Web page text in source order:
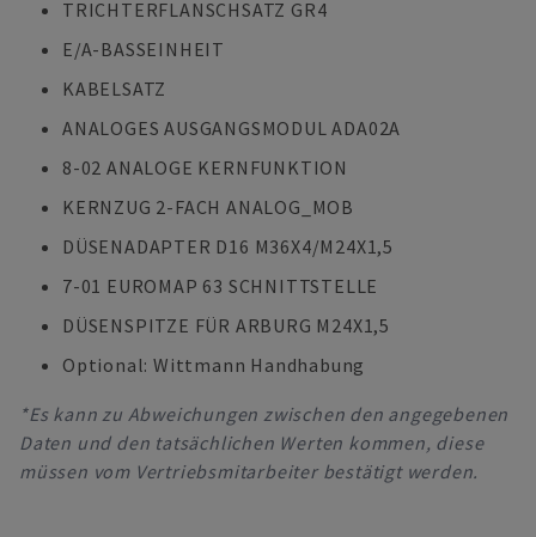
TRICHTERFLANSCHSATZ GR4
E/A-BASSEINHEIT
KABELSATZ
ANALOGES AUSGANGSMODUL ADA02A
8-02 ANALOGE KERNFUNKTION
KERNZUG 2-FACH ANALOG_MOB
DÜSENADAPTER D16 M36X4/M24X1,5
7-01 EUROMAP 63 SCHNITTSTELLE
DÜSENSPITZE FÜR ARBURG M24X1,5
Optional: Wittmann Handhabung
*Es kann zu Abweichungen zwischen den angegebenen
Daten und den tatsächlichen Werten kommen, diese
müssen vom Vertriebsmitarbeiter bestätigt werden.